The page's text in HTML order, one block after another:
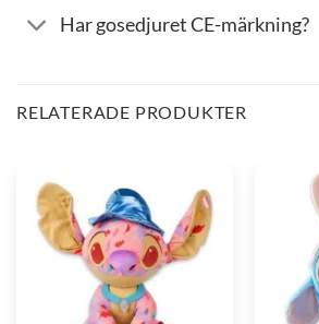
Har gosedjuret CE-märkning?
RELATERADE PRODUKTER
Gosedjur
Pocahontas
Gosedjur